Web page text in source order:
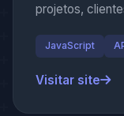
projetos,
JavaScript
Visitar site